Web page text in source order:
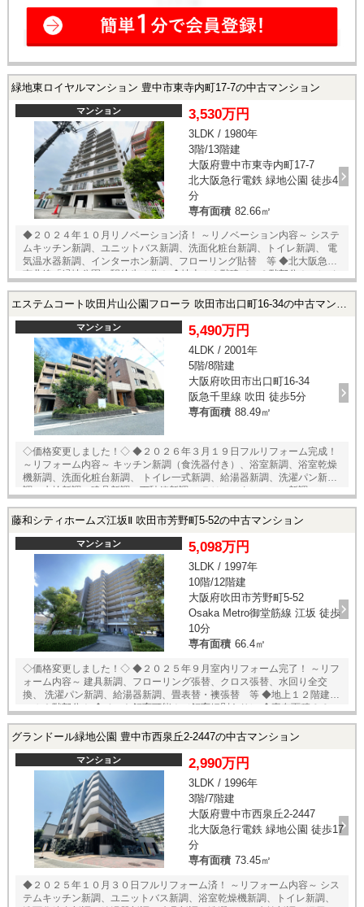
緑地東ロイヤルマンション 豊中市東寺内町17-7の中古マンション
マンション 3,530万円
3LDK / 1980年
3階/13階建
大阪府豊中市東寺内町17-7
北大阪急行電鉄 緑地公園 徒歩4
分
専有面積 82.66㎡
◆２０２４年１０月リノベーション済！ ～リノベーション内容～ システ
ムキッチン新調、ユニットバス新調、洗面化粧台新調、トイレ新調、 電
気温水器新調、インターホン新調、フローリング貼替 等 ◆北大阪急行
南北線「緑地公園」駅徒歩４分！ ◆地上１３階建ての３階部分！エレベ
屋！２面バルコニー！ ◆陽当たり・通風・眺望良好！ ◆全居室に窓・収
★内覧予約受付中！★ 当店までお電話いただくか、もしくは24時間対応
可能「内覧予約・お問い合わせ」フォームよりお問い合わせ下さい！
マンション 5,490万円
4LDK / 2001年
5階/8階建
大阪府吹田市出口町16-34
阪急千里線 吹田 徒歩5分
専有面積 88.49㎡
◇価格変更しました！◇ ◆２０２６年３月１９日フルリフォーム完成！
～リフォーム内容～ キッチン新調（食洗器付き）、浴室新調、浴室乾燥
機新調、洗面化粧台新調、 トイレ一式新調、給湯器新調、洗濯パン新
調、水栓新調、建具新調、下駄箱新調、 ＴＶモニターフォン新調、フロ
調 等 ◆２００１年３月建築！ ◆地上８階建ての５階部分！ ◆専有面積
り・通風良好！ ◆広々とした５０．６９㎡のルーフバルコニー！ ◆プラ
イバシー性の高い玄関ポーチは８．４㎡の広さ！ ◆全居室に収納スペー
スあり！ ◆浴室は１４１８サイズ・窓付き！ ◆玄関には身だしなみチェ
ックに便利な姿見付き！ ◆共用部にはオートロック・宅配ボックスを完
備！ ◆安心のアフター保証付き！ ◆住宅ローン控除適用可能マンショ
ン！ ★内覧予約受付中！★ 当店までお電話いただくか、もしくは24時間
対応可能「内覧予約・お問い合わせ」フォームよりお問い合わせ下さ
い！
藤和シティホームズ江坂Ⅱ 吹田市芳野町5-52の中古マンション
マンション 5,098万円
3LDK / 1997年
10階/12階建
大阪府吹田市芳野町5-52
Osaka Metro御堂筋線 江坂 徒歩
10分
専有面積 66.4㎡
◇価格変更しました！◇ ◆２０２５年９月室内リフォーム完了！ ～リフ
ォーム内容～ 建具新調、フローリング張替、クロス張替、水回り全交
換、 洗濯パン新調、給湯器新調、畳表替・襖張替 等 ◆地上１２階建て
の１０階部分！ ◆ペット飼育可能！（飼育細則あり） ◆専有面積６６．
スペースあり！ ◆共用部にはオートロック・宅配ボックスを完備！ ★内
「内覧予約・お問い合わせ」フォームよりお問い合わせ下さい！
グランドール緑地公園 豊中市西泉丘2-2447の中古マンション
マンション 2,990万円
3LDK / 1996年
3階/7階建
大阪府豊中市西泉丘2-2447
北大阪急行電鉄 緑地公園 徒歩17
分
専有面積 73.45㎡
◆２０２５年１０月３０日フルリフォーム済！ ～リフォーム内容～ シス
テムキッチン新調、ユニットバス新調、浴室乾燥機新調、トイレ新調、